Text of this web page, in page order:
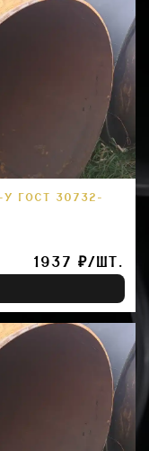
ГОСТ 30732-
1937 ₽/ШТ.